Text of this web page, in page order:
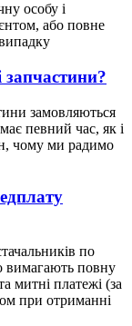
особу і
або повне
запчастини?
замовляються
певний час, як і
чому ми радимо
по
вимагають повну
митні платежі (за
при отриманні